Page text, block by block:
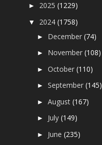
► 2025(1229)
▼ 2024(1758)
► December(74)
► November(108)
►October(110)
►September(145)
►August(167)
► July(149)
► June(235)